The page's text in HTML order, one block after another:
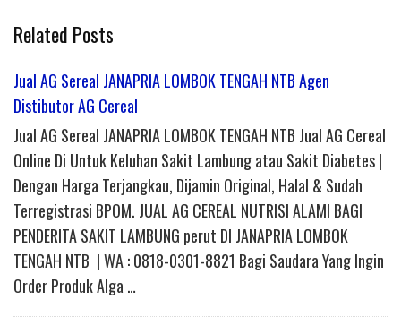
Related Posts
Jual AG Sereal JANAPRIA LOMBOK TENGAH NTB Agen
Distibutor AG Cereal
Jual AG Sereal JANAPRIA LOMBOK TENGAH NTB Jual AG Cereal
Online Di Untuk Keluhan Sakit Lambung atau Sakit Diabetes |
Dengan Harga Terjangkau, Dijamin Original, Halal & Sudah
Terregistrasi BPOM. JUAL AG CEREAL NUTRISI ALAMI BAGI
PENDERITA SAKIT LAMBUNG perut DI JANAPRIA LOMBOK
TENGAH NTB | WA : 0818-0301-8821 Bagi Saudara Yang Ingin
Order Produk Alga …